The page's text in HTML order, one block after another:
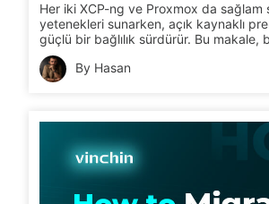
Her iki XCP-ng ve Proxmox da sağlam
yetenekleri sunarken, açık kaynaklı
güçlü bir bağlılık sürdürür. Bu makale,
platform arasından kapsamlı bir
hedefler.By Hasan